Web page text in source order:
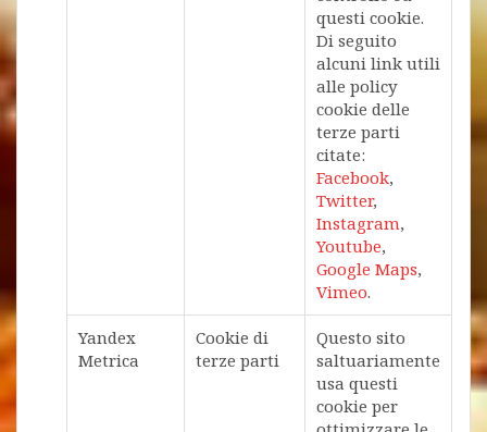
questi cookie.
Di seguito
alcuni link utili
alle policy
cookie delle
terze parti
citate:
Facebook,
Twitter,
Instagram,
Youtube,
Google Maps,
Vimeo.
Yandex
Metrica
Cookie di
terze parti
Questo sito
saltuariamente
usa questi
cookie per